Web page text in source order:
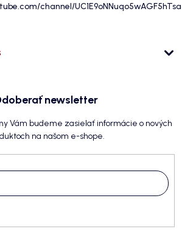
channel/
newsletter
Vám budeme zasielať informácie o nových
na našom e-shope.